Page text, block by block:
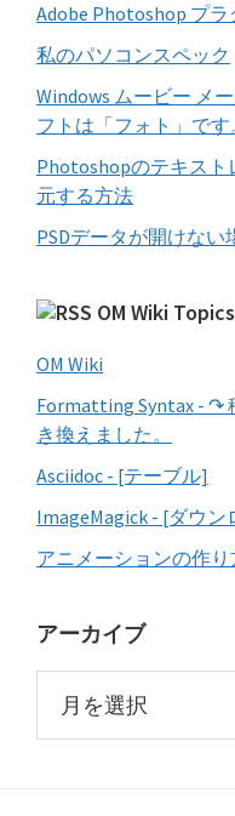
Adobe Photoshop プラ
私のパソコンスペック
Windows ムービー メ
フトは「フォト」です
Photoshopのテキス
元する方法
PSDデータが開けな
OM Wiki Topics
OM Wiki
Formatting Syntax - ↷
き換えました。
Asciidoc - [テーブル]
ImageMagick - [ダウ
アニメーションの作り
アーカイブ
カ